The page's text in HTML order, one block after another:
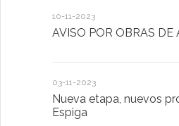
10-11-2023
AVISO POR OBRAS DE
03-11-2023
Nueva etapa, nuevos
Espiga